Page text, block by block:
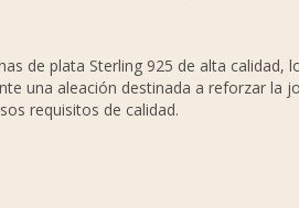
de plata Sterling 925 de alta calidad,
una aleación destinada a reforzar la
requisitos de calidad.